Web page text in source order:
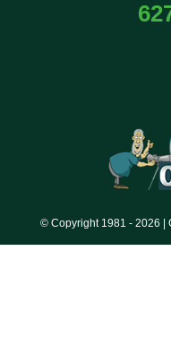
© Copyright 1981 - 2026 |